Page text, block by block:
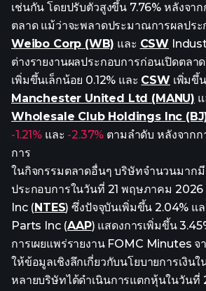
เช่นกัน โดยปรับตัวสูงขึ้น 7.76% หลังจา
ตลาด แม้ว่าจะพลาดประมาณการผลประ
Weibo Corp (WB) และ CSW
ต่างรายงานผลประกอบการก่อนเปิดตลา
เพิ่มขึ้นเล็กน้อย 0.12% และ CSW เพิ่มขึ้
Manchester United Ltd (MANU)
Wholesale Club Holdings Inc
-1.21% และ -2.37% ตามลำดับ หลังจากก
การ
ในกิจกรรมตลาดอื่นๆ บริษัทจำนวนมาก
ประกอบการในวันที่ 21 พฤษภาคม
Inc (NTES) ซึ่งปัจจุบันเพิ่มขึ้น 2.04% แ
Parts Inc (AAP) แสดงการเพิ่มขึ้น
การเผยแพร่รายงาน FOMC Minutes จ
ให้ข้อมูลเชิงลึกเกี่ยวกับนโยบายการเงิน
หลายบริษัทได้ดำเนินการแตกหุ้นในวันที่